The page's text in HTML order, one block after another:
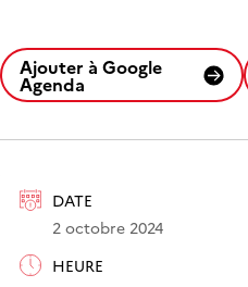
DATE
2 octobre 2024
HEURE
Ajouter à Google
Agenda